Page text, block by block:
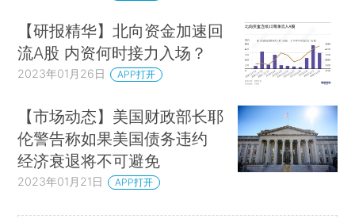
【研报精华】北向资金加速回
流A股 内资何时接力入场？
2023年01月26日 APP打开
【市场动态】美国财政部长耶
伦警告称如果美国债务违约
经济衰退将不可避免
2023年01月21日 APP打开